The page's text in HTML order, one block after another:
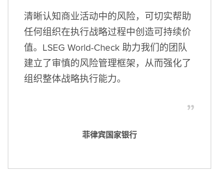
清晰认知商业活动中的风险，可切实帮助
任何组织在执行战略过程中创造可持续价
值。LSEG World-Check 助力我们的团队
建立了审慎的风险管理框架，从而强化了
组织整体战略执行能力。
菲律宾国家银行